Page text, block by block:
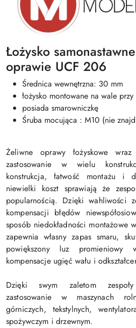
Łożysko
oprawie UCF 206
Średnica wewnętrzna: 30 mm
łożysko montowane na wale
posiada smarowniczkę
Śruba mocująca : M10 (nie
Żeliwne oprawy łożyskowe
zastosowanie w wielu
konstrukcja, łatwość montażu i
niewielki koszt sprawiają że
popularnością. Dzięki wahliwości
kompensacji błędów
sposób niedokładności montażowe
zapewnia własny zapas smaru,
powiększony luz promieniowy
kompensacje ugięć wału i
Dzięki swym zaletom zespoły
zastosowanie w maszynach
górniczych, tekstylnych,
spożywczym i drzewnym.